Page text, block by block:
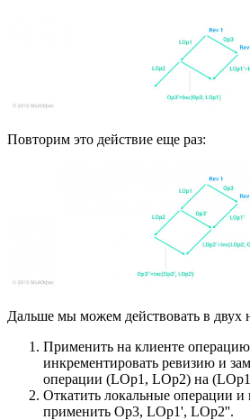
Повторим это действие еще раз:
Дальше мы можем действовать в двух
Применить на клиенте
инкрементировать ревизию и
операции (LOp1, LOp2) на
Откатить локальные операции и
применить Op3, LOp1', LOp2''.